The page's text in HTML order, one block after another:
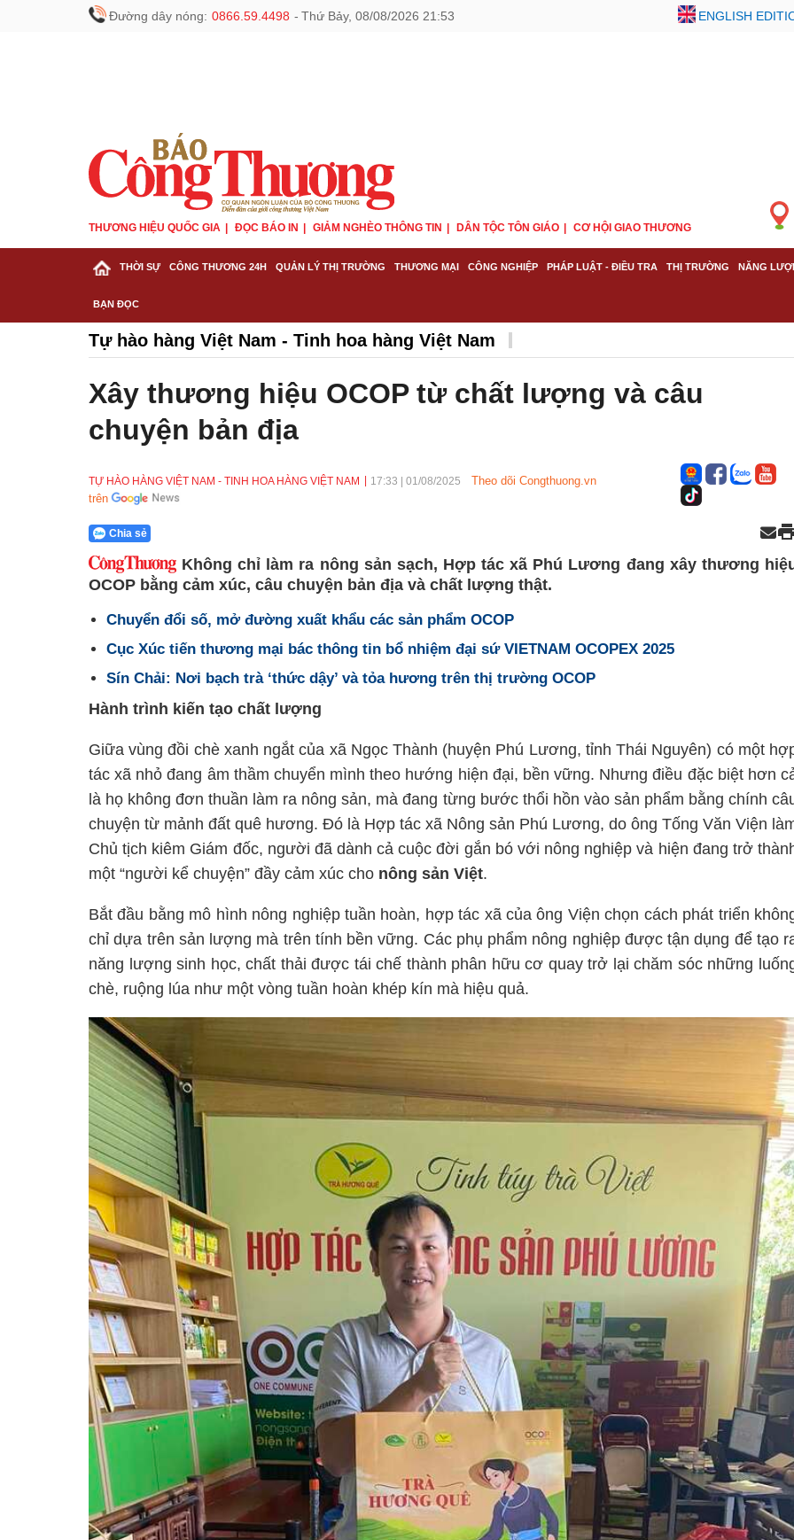
Đường dây nóng: 0866.59.4498 - Thứ Bảy, 08/08/2026 21:53 ENGLISH
THƯƠNG HIỆU QUỐC GIA ĐỌC BÁO IN GIẢM NGHÈO THÔNG TIN DÂN TỘC TÔN GIÁO CƠ HỘI GIAO THƯƠNG
THỜI SỰ CÔNG THƯƠNG 24H QUẢN LÝ THỊ TRƯỜNG THƯƠNG MẠI CÔNG NGHIỆP PHÁP LUẬT - ĐIỀU TRA THỊ TRƯỜNG NĂNG
BẠN ĐỌC
Tự hào hàng Việt Nam - Tinh hoa hàng Việt Nam
Xây thương hiệu OCOP từ chất lượng và câu
chuyện bản địa
TỰ HÀO HÀNG VIỆT NAM - TINH HOA HÀNG VIỆT NAM 17:33 01/08/2025
Theo dõi Congthuong.vn
trên
Chia sẻ
Không chỉ làm ra nông sản sạch, Hợp tác xã Phú Lương đang xây thương
OCOP bằng cảm xúc, câu chuyện bản địa và chất lượng thật.
Chuyển đổi số, mở đường xuất khẩu các sản phẩm OCOP
Cục Xúc tiến thương mại bác thông tin bổ nhiệm đại sứ VIETNAM OCOPEX 2025
Sín Chải: Nơi bạch trà ‘thức dậy’ và tỏa hương trên thị trường OCOP
Hành trình kiến tạo chất lượng
Giữa vùng đồi chè xanh ngắt của xã Ngọc Thành (huyện Phú Lương, tỉnh Thái Nguyên) có một
tác xã nhỏ đang âm thầm chuyển mình theo hướng hiện đại, bền vững. Nhưng điều đặc biệt hơn
là họ không đơn thuần làm ra nông sản, mà đang từng bước thổi hồn vào sản phẩm bằng chính
chuyện từ mảnh đất quê hương. Đó là Hợp tác xã Nông sản Phú Lương, do ông Tống Văn Viện
Chủ tịch kiêm Giám đốc, người đã dành cả cuộc đời gắn bó với nông nghiệp và hiện đang trở
một “người kể chuyện” đầy cảm xúc cho nông sản Việt.
Bắt đầu bằng mô hình nông nghiệp tuần hoàn, hợp tác xã của ông Viện chọn cách phát triển
chỉ dựa trên sản lượng mà trên tính bền vững. Các phụ phẩm nông nghiệp được tận dụng để tạo
năng lượng sinh học, chất thải được tái chế thành phân hữu cơ quay trở lại chăm sóc những
chè, ruộng lúa như một vòng tuần hoàn khép kín mà hiệu quả.